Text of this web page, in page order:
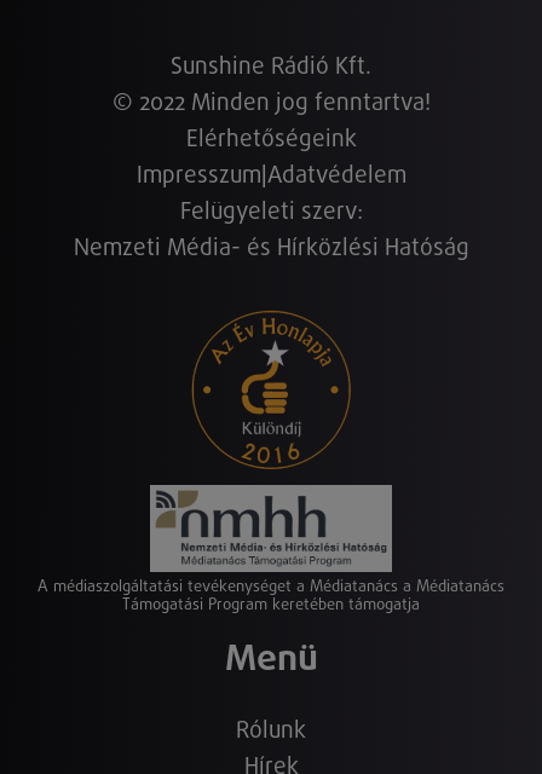
Sunshine Rádió Kft.
© 2022 Minden jog fenntartva!
Elérhetőségeink
Impresszum Adatvédelem
Felügyeleti szerv:
Nemzeti Média- és Hírközlési Hatóság
A médiaszolgáltatási tevékenységet a Médiatanács a Médiatanács
Támogatási Program keretében támogatja
Menü
Rólunk
Hírek